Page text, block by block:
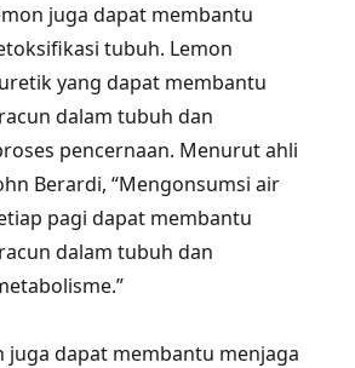
juga dapat membantu
tubuh. Lemon
yang dapat membantu
dalam tubuh dan
pencernaan. Menurut ahli
Berardi, “Mengonsumsi air
pagi dapat membantu
dalam tubuh dan
juga dapat membantu menjaga